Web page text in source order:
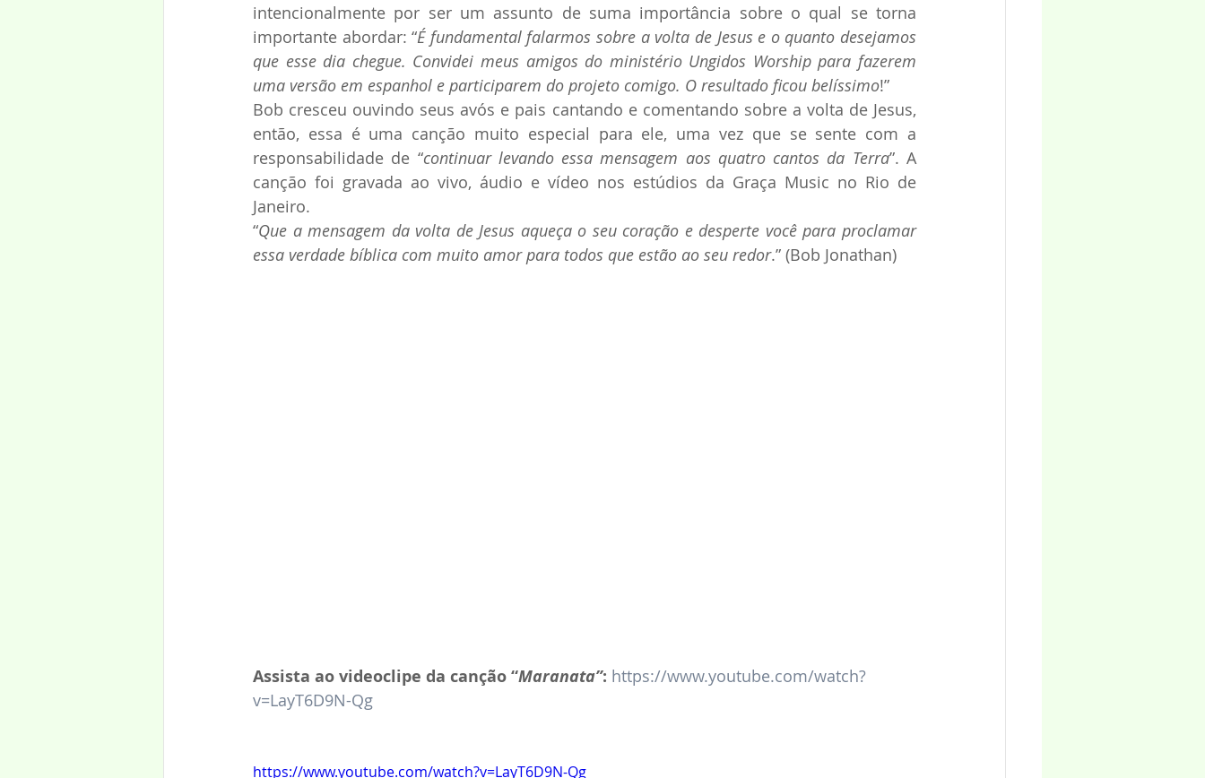
intencionalmente por ser um assunto de suma importância sobre o qual se torna
importante abordar: “É fundamental falarmos sobre a volta de Jesus e o quanto desejamos
que esse dia chegue. Convidei meus amigos do ministério Ungidos Worship para fazerem
uma versão em espanhol e participarem do projeto comigo. O resultado ficou belíssimo!”
Bob cresceu ouvindo seus avós e pais cantando e comentando sobre a volta de Jesus,
então, essa é uma canção muito especial para ele, uma vez que se sente com a
responsabilidade de “continuar levando essa mensagem aos quatro cantos da Terra”. A
canção foi gravada ao vivo, áudio e vídeo nos estúdios da Graça Music no Rio de
Janeiro.
“Que a mensagem da volta de Jesus aqueça o seu coração e desperte você para proclamar
essa verdade bíblica com muito amor para todos que estão ao seu redor.” (Bob Jonathan)
Assista ao videoclipe da canção “Maranata”: https://www.youtube.com/watch?
v=LayT6D9N-Qg
https://www.youtube.com/watch?v=LayT6D9N-Qg